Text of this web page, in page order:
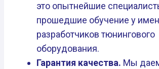
это опытнейшие
прошедшие обучение у
разработчиков тюнингового
оборудования.
Гарантия качества. Мы